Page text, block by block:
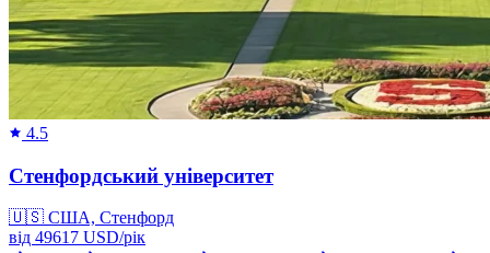
4.5
Стенфордський університет
🇺🇸 США, Стенфорд
від 49617 USD/рік